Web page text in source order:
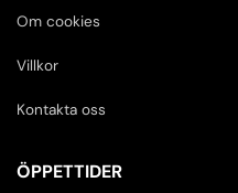
Om cookies
Villkor
Kontakta oss
ÖPPETTIDER